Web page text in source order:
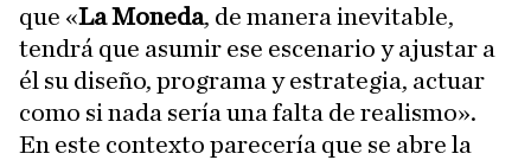
que «La Moneda, de manera inevitable,
tendrá que asumir ese escenario y ajustar a
él su diseño, programa y estrategia, actuar
como si nada sería una falta de realismo».
En este contexto parecería que se abre la